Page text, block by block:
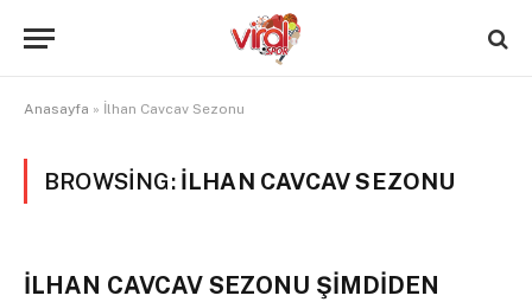
Anasayfa » İlhan Cavcav Sezonu
BROWSING: İLHAN CAVCAV SEZONU
İLHAN CAVCAV SEZONU ŞİMDİDEN